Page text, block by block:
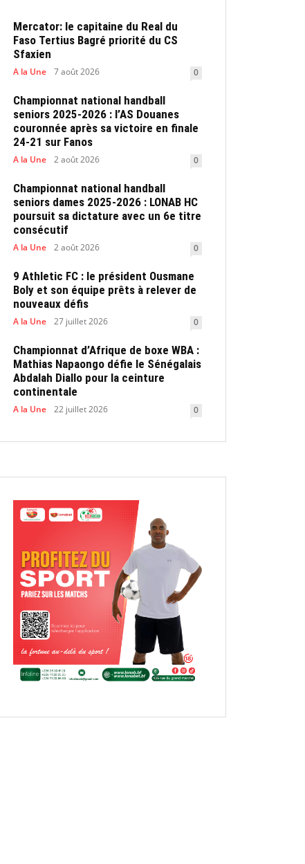
Mercator: le capitaine du Real du
Faso Tertius Bagré priorité du CS
Sfaxien
A la Une 7 août 2026 0
Championnat national handball
seniors 2025-2026 : l’AS Douanes
couronnée après sa victoire en finale
24-21 sur Fanos
A la Une 2 août 2026 0
Championnat national handball
seniors dames 2025-2026 : LONAB HC
poursuit sa dictature avec un 6e titre
consécutif
A la Une 2 août 2026 0
9 Athletic FC : le président Ousmane
Boly et son équipe prêts à relever de
nouveaux défis
A la Une 27 juillet 2026 0
Championnat d’Afrique de boxe WBA :
Mathias Napaongo défie le Sénégalais
Abdalah Diallo pour la ceinture
continentale
A la Une 22 juillet 2026 0